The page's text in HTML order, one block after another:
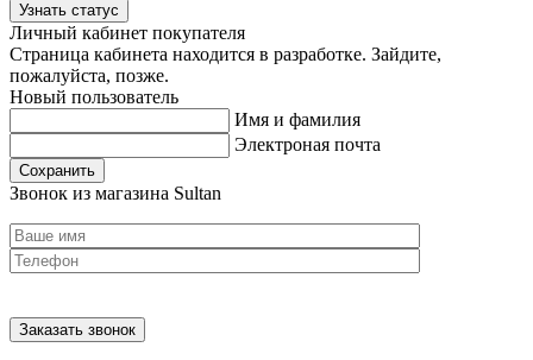
Узнать статус
Личный кабинет покупателя
Страница кабинета находится в разработке. Зайдите,
пожалуйста, позже.
Новый пользователь
Имя и фамилия
Электроная почта
Сохранить
Звонок из магазина Sultan